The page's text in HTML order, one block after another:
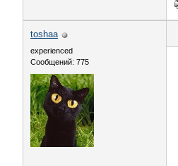
toshaa
experienced
Сообщений: 775